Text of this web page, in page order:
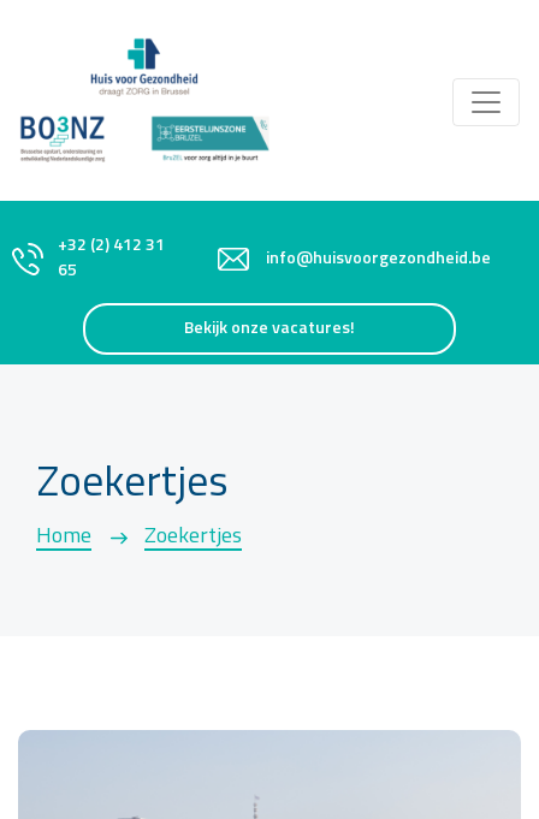
+32 (2) 412 31
65
info@huisvoorgezondheid.be
Bekijk onze vacatures!
Zoekertjes
Home Zoekertjes